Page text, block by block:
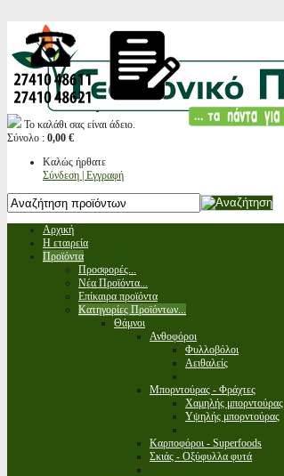
Το καλάθι σας είναι άδειο.
Σύνολο : 0,00 €
Καλώς ήρθατε
Σύνδεση | Εγγραφή
Αρχική
Η εταιρεία
Προϊόντα
Προσφορές...
Νέα Προϊόντα...
Επίκαιρα προϊόντα
Κατηγορίες Προϊόντων...
Θάμνοι
Ανθοφόροι
Φυλλοβόλοι
Αειθαλείς
Μπορντούρας - Φράχτες
Χαμηλής μπορντούρας
Υψηλής μπορντούρας
Καρποφόροι - Superfoods
Σκιάς - Οξύφυλλα φυτά